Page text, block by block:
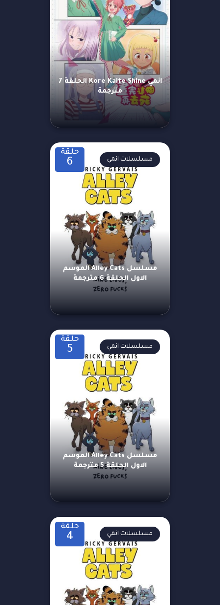
انمي Kore Kaite Shine الحلقة 7
مترجمة
حلقة
6
مسلسل Alley Cats الموسم
الاول الحلقة 6 مترجمة
مسلسلات انمي
حلقة
5
مسلسل Alley Cats الموسم
الاول الحلقة 5 مترجمة
مسلسلات انمي
حلقة
4 مسلسلات انمي